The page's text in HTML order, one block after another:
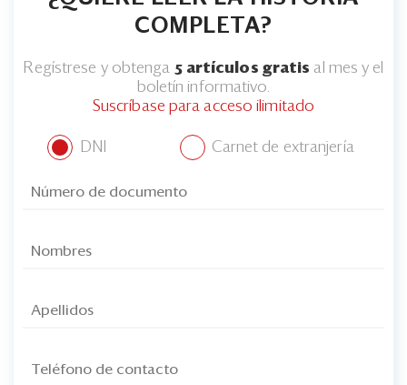
COMPLETA?
Regístrese y obtenga 5 artículos gratis al mes y el
boletín informativo.
Suscríbase para acceso ilimitado
DNI Carnet de extranjería